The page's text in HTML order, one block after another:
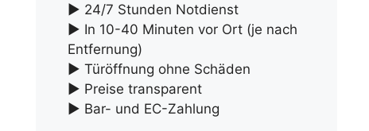
► 24/7 Stunden Notdienst
► In 10-40 Minuten vor Ort (je nach
Entfernung)
► Türöffnung ohne Schäden
► Preise transparent
► Bar- und EC-Zahlung